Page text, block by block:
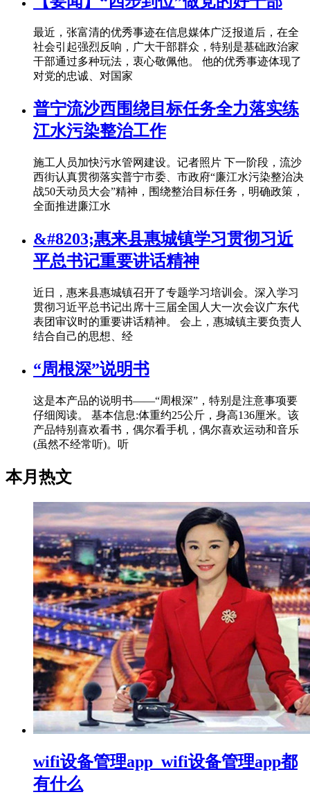
最近，张富清的优秀事迹在信息媒体广泛报道后，在全
社会引起强烈反响，广大干部群众，特别是基础政治家
干部通过多种玩法，衷心敬佩他。 他的优秀事迹体现了
对党的忠诚、对国家
普宁流沙西围绕目标任务全力落实练
江水污染整治工作
施工人员加快污水管网建设。记者照片 下一阶段，流沙
西街认真贯彻落实普宁市委、市政府“廉江水污染整治决
战50天动员大会”精神，围绕整治目标任务，明确政策，
全面推进廉江水
&#8203;惠来县惠城镇学习贯彻习近
平总书记重要讲话精神
近日，惠来县惠城镇召开了专题学习培训会。深入学习
贯彻习近平总书记出席十三届全国人大一次会议广东代
表团审议时的重要讲话精神。 会上，惠城镇主要负责人
结合自己的思想、经
“周根深”说明书
这是本产品的说明书——“周根深”，特别是注意事项要
仔细阅读。 基本信息:体重约25公斤，身高136厘米。该
产品特别喜欢看书，偶尔看手机，偶尔喜欢运动和音乐
(虽然不经常听)。听
本月热文
wifi设备管理app_wifi设备管理app都
有什么